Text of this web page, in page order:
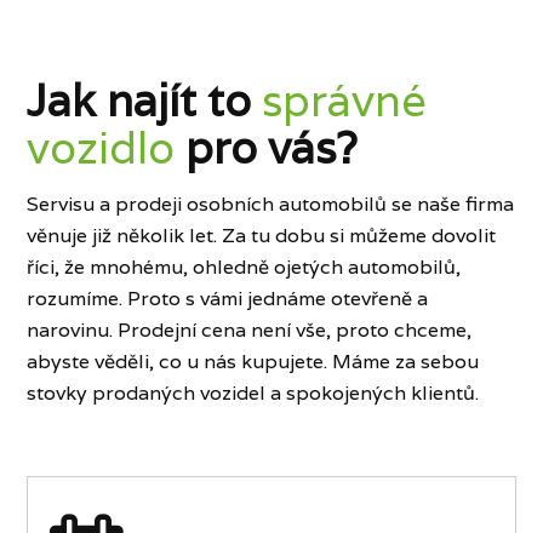
Jak najít to správné
vozidlo pro vás?
Servisu a prodeji osobních automobilů se naše firma
věnuje již několik let. Za tu dobu si můžeme dovolit
říci, že mnohému, ohledně ojetých automobilů,
rozumíme. Proto s vámi jednáme otevřeně a
narovinu. Prodejní cena není vše, proto chceme,
abyste věděli, co u nás kupujete. Máme za sebou
stovky prodaných vozidel a spokojených klientů.